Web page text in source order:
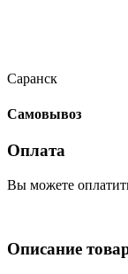
Саранск
Самовывоз
Оплата
Вы можете
Описание